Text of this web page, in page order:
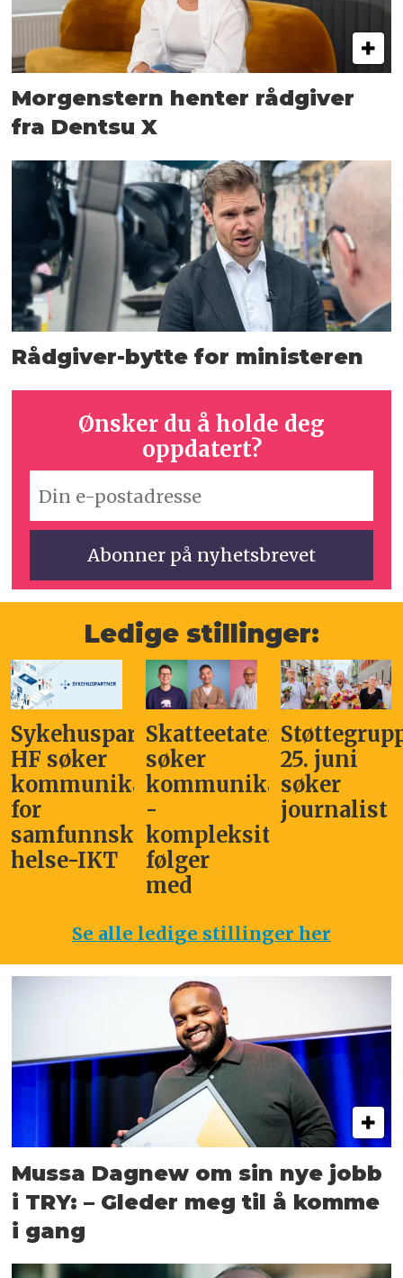
Morgenstern henter rådgiver
fra Dentsu X
Rådgiver-bytte for ministeren
Ønsker du å holde deg
oppdatert?
Ledige stillinger:
søker
IKT
Skatteetaten
søker
kommunikasjonsleder
kompleksitet
følger
med
Støttegruppa
25. juni
søker
journalist
-
Se alle ledige stillinger her
Mussa Dagnew om sin nye jobb
i TRY: – Gleder meg til å komme
i gang